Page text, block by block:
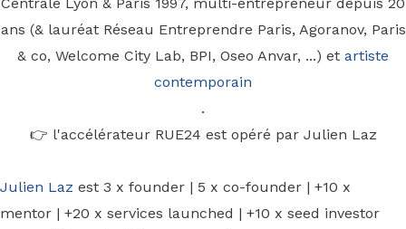
ans (& lauréat Réseau Entreprendre Paris, Agoranov, Paris
& co, Welcome City Lab, BPI, Oseo Anvar, ...) et artiste
contemporain
.
👉 l'accélérateur RUE24 est opéré par Julien Laz
Julien Laz est 3 x founder | 5 x co-founder | +10 x
mentor | +20 x services launched | +10 x seed investor